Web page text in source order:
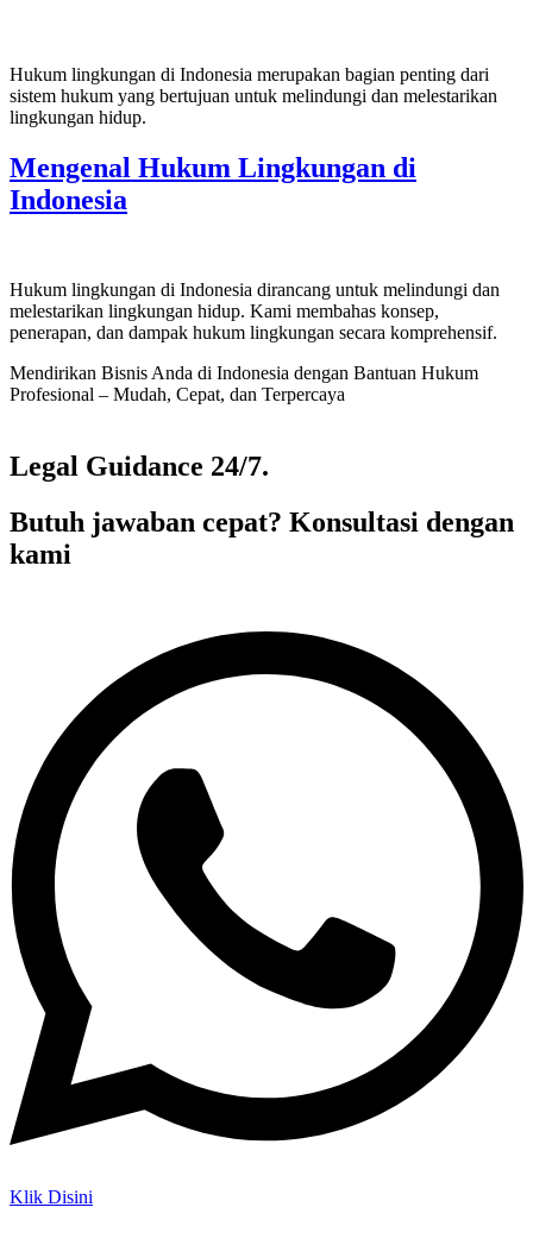
Hukum lingkungan di Indonesia merupakan bagian penting dari
sistem hukum yang bertujuan untuk melindungi dan melestarikan
lingkungan hidup.
Mengenal Hukum Lingkungan di
Indonesia
Hukum lingkungan di Indonesia dirancang untuk melindungi dan
melestarikan lingkungan hidup. Kami membahas konsep,
penerapan, dan dampak hukum lingkungan secara komprehensif.
Mendirikan Bisnis Anda di Indonesia dengan Bantuan Hukum
Profesional – Mudah, Cepat, dan Terpercaya
Legal Guidance 24/7.
Butuh jawaban cepat? Konsultasi dengan
kami
Klik Disini